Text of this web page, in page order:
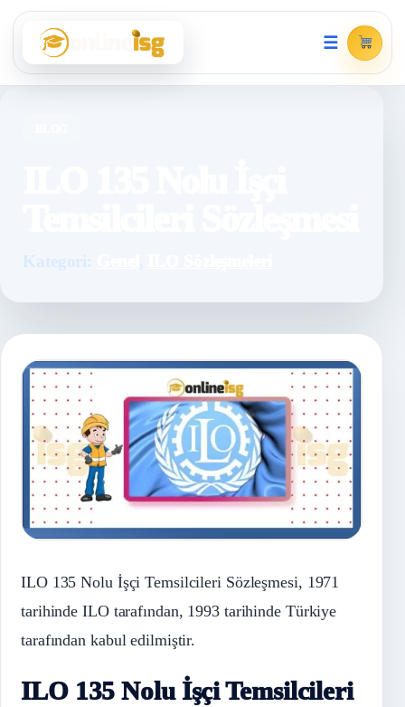
☰
Kategori: ,
ILO 135 Nolu İşçi Temsilcileri Sözleşmesi, 1971
tarihinde ILO tarafından, 1993 tarihinde Türkiye
tarafından kabul edilmiştir.
ILO 135 Nolu İşçi Temsilcileri